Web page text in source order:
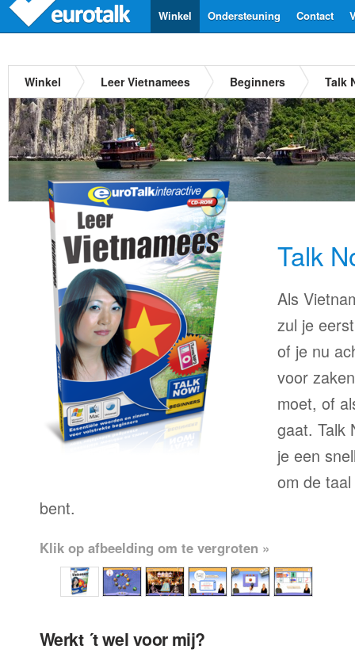
Contact
Ondersteuning
Winkel
Winkel Leer Vietnamees Beginners Talk
Talk
Als
zul je
of je nu
voor
moet, of
gaat. Talk
je een
om de
bent.
Klik op afbeelding om te vergroten »
Werkt ´t wel voor mij?